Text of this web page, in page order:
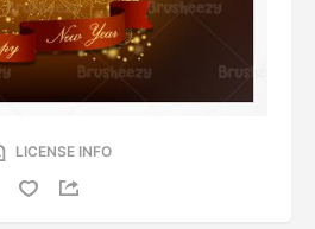
LICENSE INFO